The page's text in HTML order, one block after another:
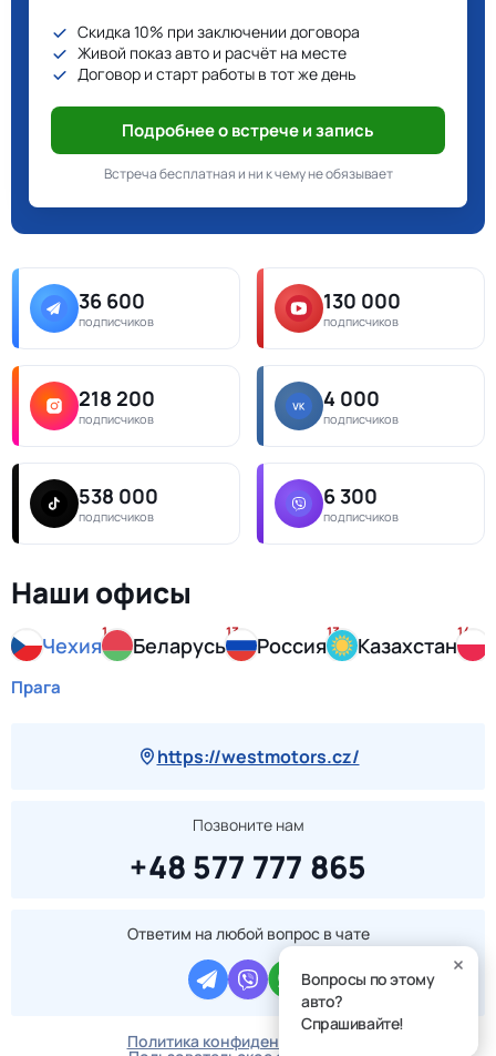
Скидка 10% при заключении договора
Живой показ авто и расчёт на месте
Договор и старт работы в тот же день
Подробнее о встрече и запись
Встреча бесплатная и ни к чему не обязывает
36 600
подписчиков
130 000
подписчиков
218 200
подписчиков
4 000
подписчиков
538 000
подписчиков
6 300
подписчиков
Наши офисы
Чехия
1
Беларусь
13
Россия
13
Казахстан
14
Прага
https://westmotors.cz/
Позвоните нам
+48 577 777 865
Ответим на любой вопрос в чате
Политика конфиденциальности
Вопросы по этому
авто?
Спрашивайте!